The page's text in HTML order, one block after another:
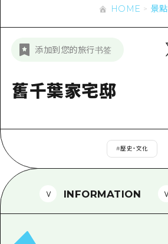
夜晚生活
標準
治癒
宮島周邊
短途旅行
一日遊
1晚2天
2晚3天
東山口
愛媛
超值遊覽門票
廣島免費 Wi-Fi
新聞
HOME 景點
添加到您的旅行书签
舊千葉家宅邸
#歷史・文化
INFORMATION